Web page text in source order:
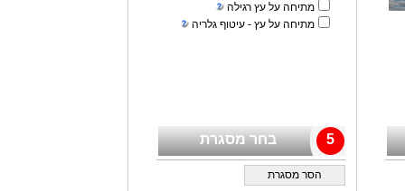
מתיחה על עץ רגילה
מתיחה על עץ - עיטוף גלריה
5 בחר מסגרת
הסר מסגרת